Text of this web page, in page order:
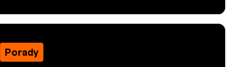
Porady